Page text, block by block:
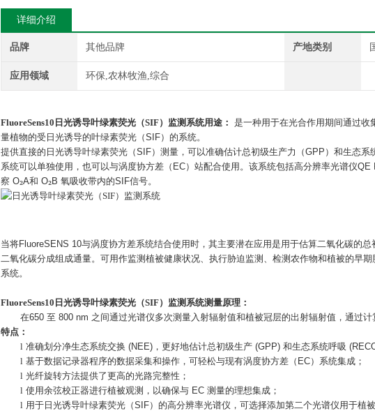
详细介绍
品牌 其他品牌 产地类别
应用领域 环保,农林牧渔,综合
FluoreSens10 日光诱导叶绿素荧光（SIF）监测系统用途： 是一种用于在光合作用期间通过收
量植物的受日光诱导的叶绿素荧光（SIF）的系统。
提供直接的日光诱导叶绿素荧光（SIF）测量，可以准确估计总初级生产力（GPP ）和生态系
系统可以单独使用，也可以与涡度协方差（ EC）站配合使用。该系统包括高分辨率光谱仪QE
察 O₂A和 O₂B 氧吸收带内的SIF信号。
当将FluoreSENS 10与涡度协方差系统结合使用时，其主要潜在应用是用于估算二氧化碳的总
二氧化碳分成组成通量。可用作监测植被健康状况、执行胁迫监测、检测农作物和植被的早
系统。
FluoreSens10 日光诱导叶绿素荧光（SIF）监测系统测量原理：
在650 至 800 nm 之间通过光谱仪多次测量入射辐射值和植被冠层的出射辐射值，通过计
特点：
l 准确划分净生态系统交换 (NEE) ，更好地估计总初级生产 (GPP) 和生态系统呼吸
l 基于数据记录器程序的数据采集和操作，可轻松与现有涡度协方差（ EC）系统集成；
l 光纤旋转方法提供了更高的光路完整性；
l 使用余弦校正器进行植被观测，以确保与 EC 测量的理想集成；
l 用于日光诱导叶绿素荧光（SIF）的高分辨率光谱仪，可选择添加第二个光谱仪用于植